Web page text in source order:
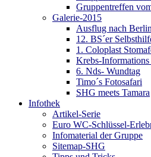
Gruppentreffen
Galerie-2015
Ausflug nach Berlin
12. BS´er
1. Coloplast
Krebs-Informations
6. Nds- Wundtag
Timo´s Fotosafari
SHG meets Tamara
Infothek
Artikel-Serie
Euro WC-Schlüssel-
Infomaterial der Gruppe
Sitemap-SHG